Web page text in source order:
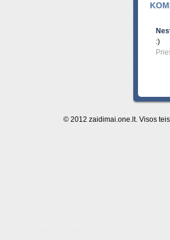
:)
© 2012 zaidimai.one.lt. Visos